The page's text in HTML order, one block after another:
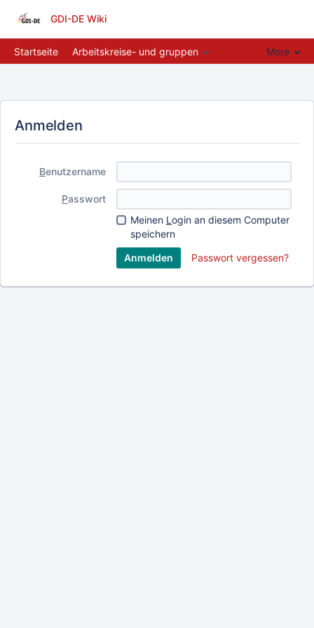
GDI-DE Wiki
Startseite Arbeitskreise- und gruppen More
Anmelden
Benutzername
Passwort
Meinen L ogin an diesem Computer
speichern
Passwort vergessen?